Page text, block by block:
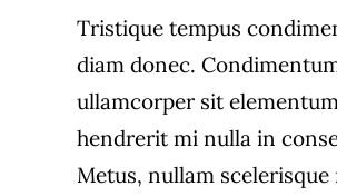
Tristique tempus
diam donec.
ullamcorper sit elementum
hendrerit mi nulla in
Metus, nullam scelerisque